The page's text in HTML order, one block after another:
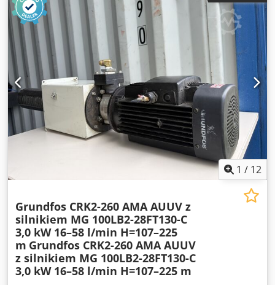
1 / 12
Grundfos CRK2-260 AMA AUUV z
silnikiem MG 100LB2-28FT130-C
3,0 kW 16–58 l/min H=107–225
m Grundfos CRK2-260 AMA AUUV
z silnikiem MG 100LB2-28FT130-C
3,0 kW 16–58 l/min H=107–225 m